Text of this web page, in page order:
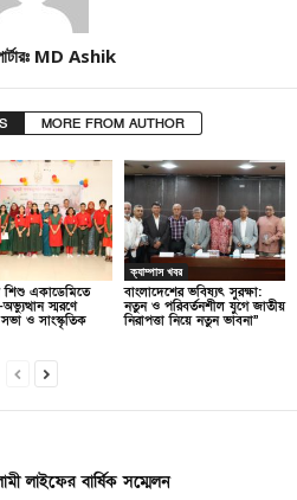
MD Ashik
MORE FROM AUTHOR
শিশু একাডেমিতে
স্মরণে
ও সাংস্কৃতিক
ক্যাম্পাস খবর
বাংলাদেশের ভবিষ্যৎ সুরক্ষা:
নতুন ও পরিবর্তনশীল যুগে জাতীয়
নিরাপত্তা নিয়ে নতুন ভাবনা”
লাইফের বার্ষিক সম্মেলন